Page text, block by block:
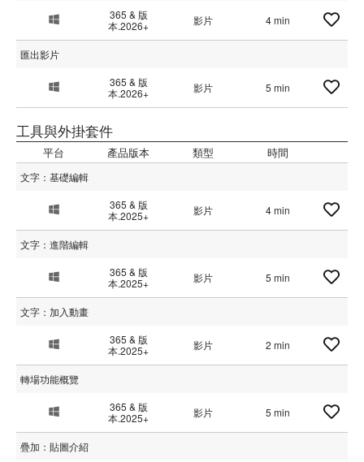
365 & 版
本.2026+
影片 4 min
匯出影片
365 & 版
本.2026+
影片 5 min
工具與外掛套件
平台 產品版本 類型 時間
文字：基礎編輯
365 & 版
本.2025+
影片 4 min
文字：進階編輯
365 & 版
本.2025+
影片 5 min
文字：加入動畫
365 & 版
本.2025+
影片 2 min
轉場功能概覽
365 & 版
本.2025+
影片 5 min
疊加：貼圖介紹